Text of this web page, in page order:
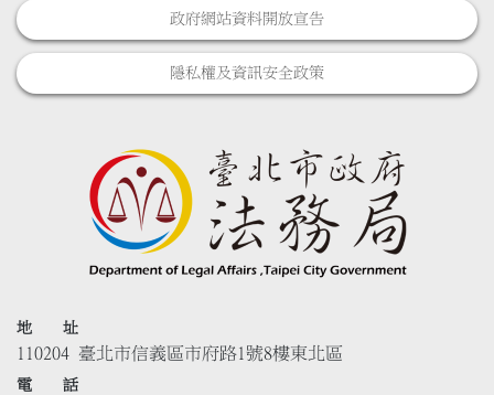
政府網站資料開放宣告
隱私權及資訊安全政策
地 址
110204 臺北市信義區市府路1號8樓東北區
電 話